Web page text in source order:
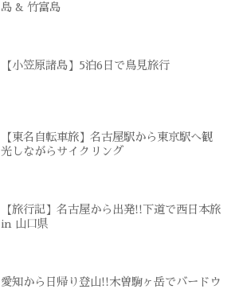
島 & 竹富島
【小笠原諸島】5泊6日で鳥見旅行
【東名自転車旅】名古屋駅から東京駅へ観
光しながらサイクリング
【旅行記】名古屋から出発!!下道で西日本旅
in 山口県
愛知から日帰り登山!!木曽駒ヶ岳でバードウ